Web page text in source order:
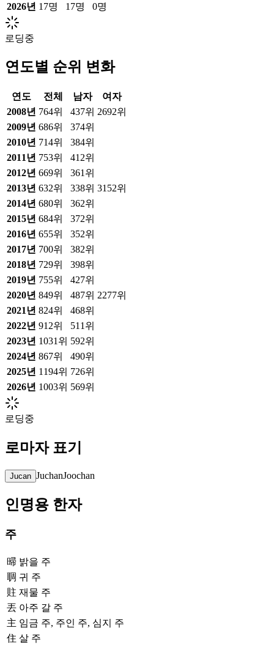
2026년 17명 17명 0명
로딩중
연도별 순위 변화
연도 전체 남자
여자
2008년 764위 437위 2692위
2009년 686위
374위
2010년 714위
384위
2011 년 753위
412위
2012년 669위
361위
2013년 632위 338위 3152위
2014년 680위
362위
2015년 684위
372위
2016년 655위
352위
2017년 700위
382위
2018년 729위
398위
2019년 755위
427위
2020년 849위 487위 2277위
2021 년 824위
468위
2022년 912위
511위
2023년 1031위 592위
2024년 867위
490위
2025년 1194위 726위
2026년 1003위 569위
로딩중
로마자 표기
Jucan JuchanJoochan
인명용 한자
주
㫶 밝을 주
䎻 귀 주
䝬 재물 주
丟 아주 갈 주
主 임금 주, 주인 주, 심지 주
住 살 주